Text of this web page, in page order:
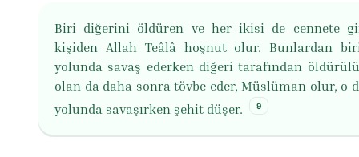
Biri diğerini öldüren ve her ikisi de cennete
kişiden Allah Teâlâ hoşnut olur. Bunlardan
yolunda savaş ederken diğeri tarafından
olan da daha sonra tövbe eder, Müslüman olur, o
yolunda savaşırken şehit düşer.
9